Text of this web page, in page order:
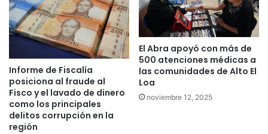
Informe de Fiscalía
posiciona al fraude al
Fisco y el lavado de dinero
como los principales
delitos corrupción en la
región
El Abra apoyó con más de
500 atenciones médicas a
las comunidades de Alto El
Loa
noviembre 12, 2025